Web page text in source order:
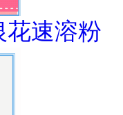
花速溶粉